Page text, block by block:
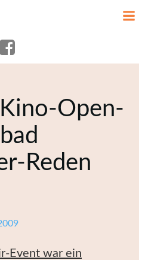
Open-
Reden
Event war ein